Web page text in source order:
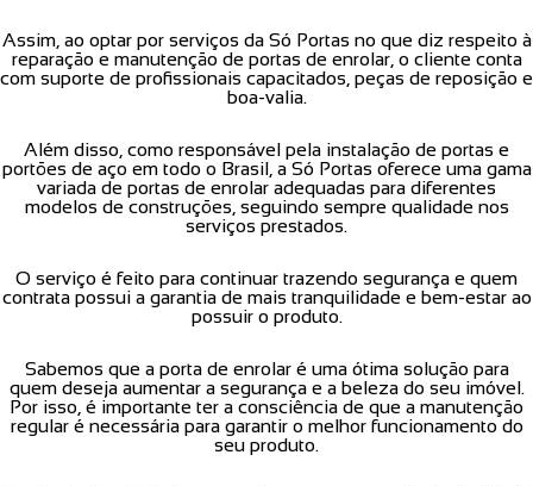
Assim, ao optar por serviços da Só Portas no que diz respeito à
reparação e manutenção de portas de enrolar, o cliente conta
com suporte de profissionais capacitados, peças de reposição e
boa-valia.
Além disso, como responsável pela instalação de portas e
portões de aço em todo o Brasil, a Só Portas oferece uma gama
variada de portas de enrolar adequadas para diferentes
modelos de construções, seguindo sempre qualidade nos
serviços prestados.
O serviço é feito para continuar trazendo segurança e quem
contrata possui a garantia de mais tranquilidade e bem-estar ao
possuir o produto.
Sabemos que a porta de enrolar é uma ótima solução para
quem deseja aumentar a segurança e a beleza do seu imóvel.
Por isso, é importante ter a consciência de que a manutenção
regular é necessária para garantir o melhor funcionamento do
seu produto.